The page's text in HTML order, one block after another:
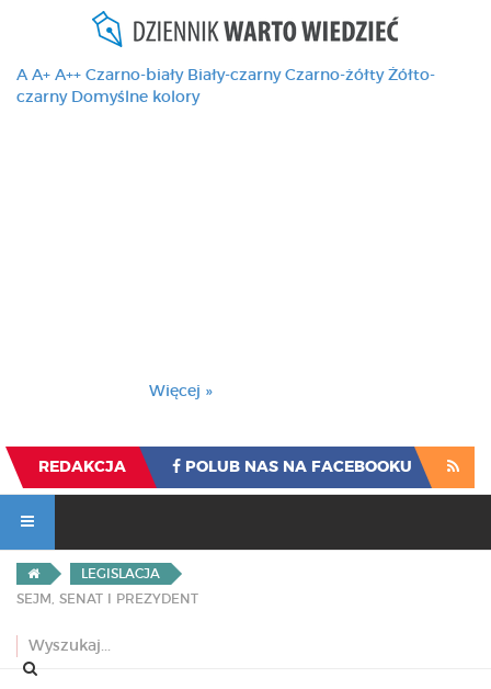
A A+ A++ Czarno-biały Biały-czarny Czarno-żółty Żółto-
czarny Domyślne kolory
Więcej »
REDAKCJA POLUB NAS NA FACEBOOKU
LEGISLACJA
SEJM, SENAT I PREZYDENT